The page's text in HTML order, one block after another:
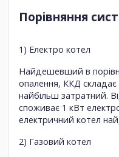
Порівняння
1) Електро котел
Найдешевший в
опалення, ККД складає
найбільш затратний.
споживає 1 кВт
електричний котел
2) Газовий котел